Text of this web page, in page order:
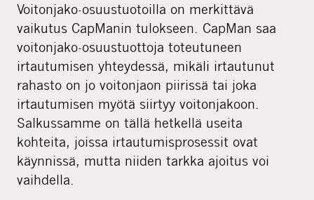
Voitonjako-osuustuotoilla on merkittävä
vaikutus CapManin tulokseen. CapMan saa
voitonjako-osuustuottoja toteutuneen
irtautumisen yhteydessä, mikäli irtautunut
rahasto on jo voitonjaon piirissä tai joka
irtautumisen myötä siirtyy voitonjakoon.
Salkussamme on tällä hetkellä useita
kohteita, joissa irtautumisprosessit ovat
käynnissä, mutta niiden tarkka ajoitus voi
vaihdella.